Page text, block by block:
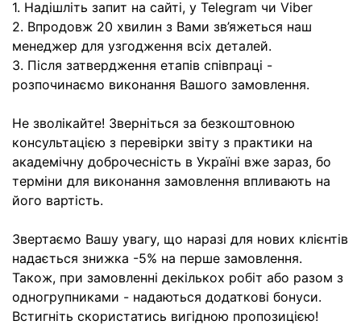
1. Надішліть запит на сайті, у Telegram чи Viber
2. Впродовж 20 хвилин з Вами зв’яжеться наш
менеджер для узгодження всіх деталей.
3. Після затвердження етапів співпраці -
розпочинаємо виконання Вашого замовлення.
Не зволікайте! Зверніться за безкоштовною
консультацією з перевірки звіту з практики на
академічну доброчесність в Україні вже зараз, бо
терміни для виконання замовлення впливають на
його вартість.
Звертаємо Вашу увагу, що наразі для нових клієнтів
надається знижка -5% на перше замовлення.
Також, при замовленні декількох робіт або разом з
одногрупниками - надаються додаткові бонуси.
Встигніть скористатись вигідною пропозицією!